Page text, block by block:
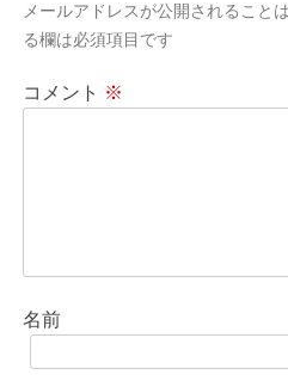
ー
ョ
メールアドレスが公開されること
る欄は必須項目です
コメント ※
名前